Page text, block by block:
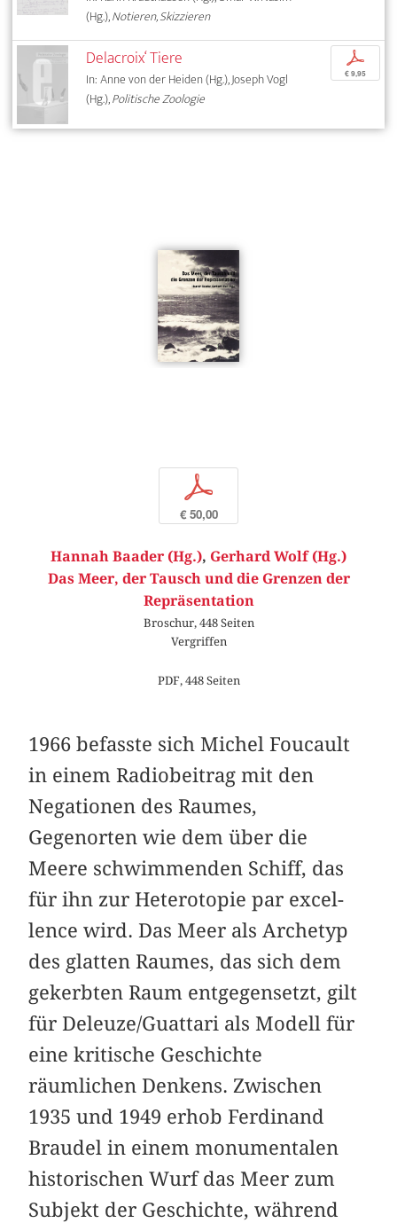
(Hg.),Notieren, Skizzieren
Delacroix‘ Tiere
In: Anne von der Heiden (Hg.), Joseph Vogl
(Hg.),Politische Zoologie
p
€ 9,95
p
€ 50,00
Hannah Baader (Hg.), Gerhard Wolf (Hg.)
Das Meer, der Tausch und die Grenzen der
Repräsentation
Broschur, 448 Seiten
Vergriffen
PDF, 448 Seiten
1966 befasste sich Michel Foucault
in einem Radiobeitrag mit den
Negationen des Raumes,
Gegenorten wie dem über die
Meere schwimmenden Schiff, das
für ihn zur Heterotopie par excel­
lence wird. Das Meer als Archetyp
des glatten Raumes, das sich dem
gekerbten Raum entgegensetzt, gilt
für Deleuze/Guattari als Modell für
eine kritische Geschichte
räumlichen Denkens. Zwischen
1935 und 1949 erhob Ferdinand
Braudel in einem monumentalen
historischen Wurf das Meer zum
Subjekt der Geschichte, während